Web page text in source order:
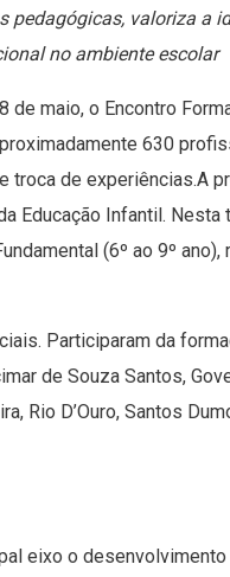
pedagógicas, valoriza a
no ambiente escolar
de maio, o Encontro
630
troca de experiências.A
Educação Infantil. Nesta
(6º ao 9º ano),
Participaram da
de Souza Santos,
Rio D’Ouro, Santos
eixo o